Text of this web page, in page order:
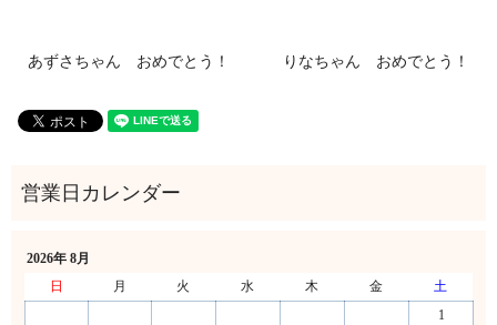
あずさちゃん おめでとう！ りなちゃん おめでとう！
2026年 8月
日
月 火 水 木 金
土
1